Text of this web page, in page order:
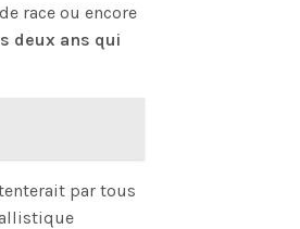
race ou encore
deux ans qui
par tous